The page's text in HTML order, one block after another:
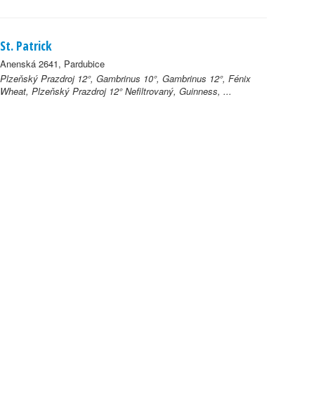
St. Patrick
Anenská 2641, Pardubice
Plzeňský Prazdroj 12°, Gambrinus 10°, Gambrinus 12°, Fénix
Wheat, Plzeňský Prazdroj 12° Nefiltrovaný, Guinness, ...